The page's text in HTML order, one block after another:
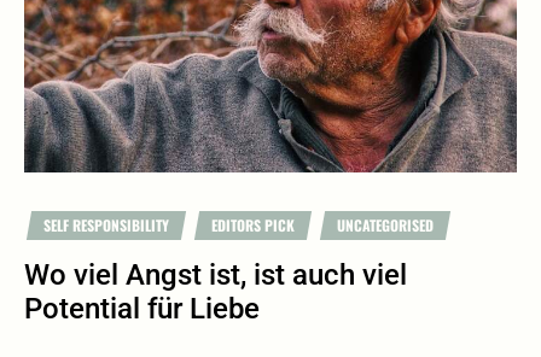
SELF RESPONSIBILITY EDITORS PICK UNCATEGORISED
Wo viel Angst ist, ist auch viel
Potential für Liebe